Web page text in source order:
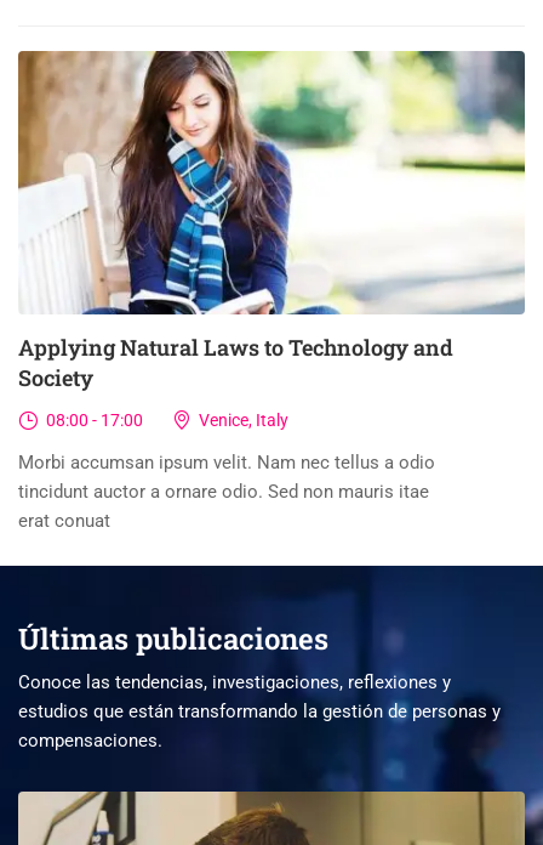
03
DIC
Applying Natural Laws to Technology and
Society
08:00 - 17:00 Venice, Italy
Morbi accumsan ipsum velit. Nam nec tellus a odio
tincidunt auctor a ornare odio. Sed non mauris itae
erat conuat
Últimas publicaciones
Conoce las tendencias, investigaciones, reflexiones y
estudios que están transformando la gestión de personas y
compensaciones.